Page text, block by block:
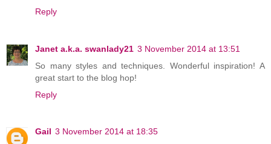
Reply
Janet a.k.a. swanlady21 3 November 2014 at 13:51
So many styles and techniques. Wonderful inspiration! A
great start to the blog hop!
Reply
Gail 3 November 2014 at 18:35